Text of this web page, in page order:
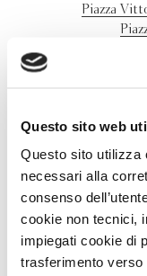
Questo sito web
Questo sito utilizza
necessari alla
consenso
cookie non tecnici,
impiegati cookie di
trasferimento
Piazza